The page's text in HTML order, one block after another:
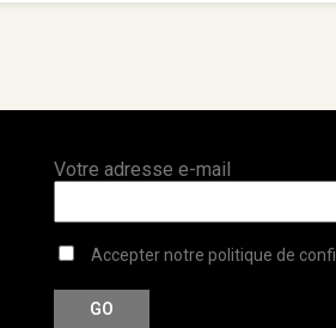
Votre adresse e-mail
Accepter notre politique de